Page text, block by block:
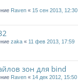
Raven « 15 сен 2013, 12:30
zaka « 11 фев 2013, 17:59
зон для bind
Raven « 14 дек 2012, 15:50